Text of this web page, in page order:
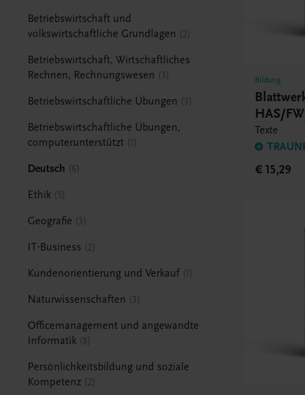
Betriebswirtschaft und
volkswirtschaftliche Grundlagen
2
Betriebswirtschaft, Wirtschaftliches
Rechnen, Rechnungswesen
3
Betriebswirtschaftliche Übungen 3
Betriebswirtschaftliche Übungen,
computerunterstützt 1
Deutsch 6
Ethik 5
Geografie 3
IT-Business 2
Kundenorientierung und Verkauf 1
Naturwissenschaften 3
Officemanagement und angewandte
Informatik 8
Persönlichkeitsbildung und soziale
Kompetenz 2
Bildung
HAS/
Texte
€ 15,29